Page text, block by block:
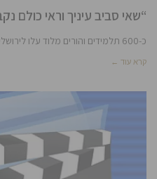
“שאי סביב עיניך וראי כולם
כ-600 תלמידים והורים מלוד עלו לירושלים במסגרת פרויקט בני ובנות מצווה
קרא עוד ←